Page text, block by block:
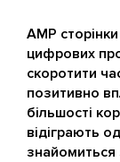
AMP
цифрових
скоротити
позитивно
більшості
відіграють
знайомиться